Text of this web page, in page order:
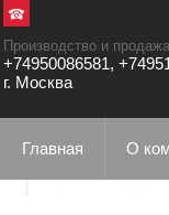
Производство и
+74950086581,
г. Москва
Главная О